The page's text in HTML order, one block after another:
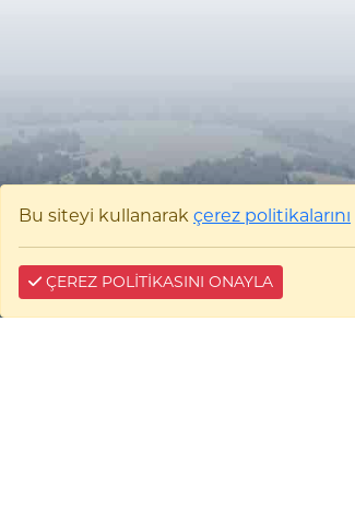
Bu siteyi kullanarak çerez politikalarını
ÇEREZ POLİTİKASINI ONAYLA